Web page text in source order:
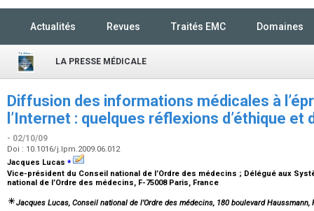
Actualités Revues Traités EMC Domaines
LA PRESSE MÉDICALE
Diffusion des informations médicales à
l’Internet : quelques réflexions d’éthique
- 02/10/09
Doi : 10.1016/j.lpm.2009.06.012
Jacques Lucas ⁎
Vice-président du Conseil national de l’Ordre des médecins ; Délégué aux
national de l’Ordre des médecins, F-75008 Paris, France
Jacques Lucas, Conseil national de l’Ordre des médecins, 180 boulevard Haussmann,